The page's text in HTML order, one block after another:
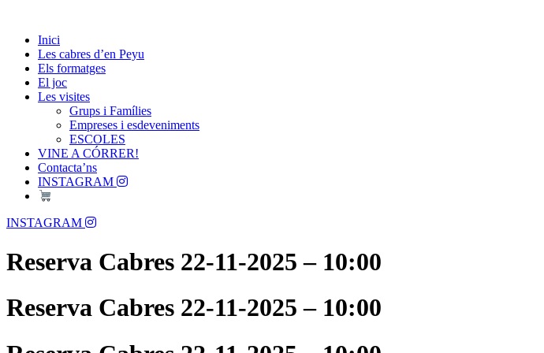
content
Les Cabres d'en Peyu
Inici
Les cabres d’en Peyu
Els formatges
El joc
Les visites
Grups i Famílies
Empreses i esdeveniments
ESCOLES
VINE A CÓRRER!
Contacta’ns
INSTAGRAM
Menu
INSTAGRAM
Reserva Cabres 22-11-2025 – 10:00
Reserva Cabres 22-11-2025 – 10:00